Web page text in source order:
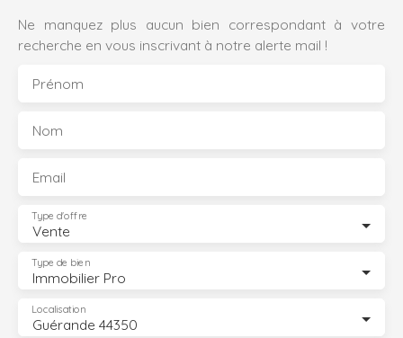
Ne manquez plus aucun bien correspondant à votre
recherche en vous inscrivant à notre alerte mail !
Prénom
Nom
Email
Vente
Type d'offre
Immobilier Pro
Type de bien
Guérande 44350
Localisation